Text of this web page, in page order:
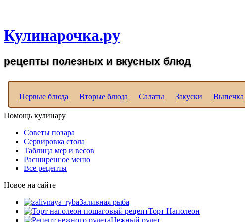
Кулинарочка.ру
рецепты полезных и вкусных блюд
Первые блюда Вторые блюда Салаты Закуски Выпечка
Помощь кулинару
Советы повара
Сервировка стола
Таблица мер и весов
Расширенное меню
Все рецепты
Новое на сайте
Заливная рыба
Торт Наполеон
Нежный рулет